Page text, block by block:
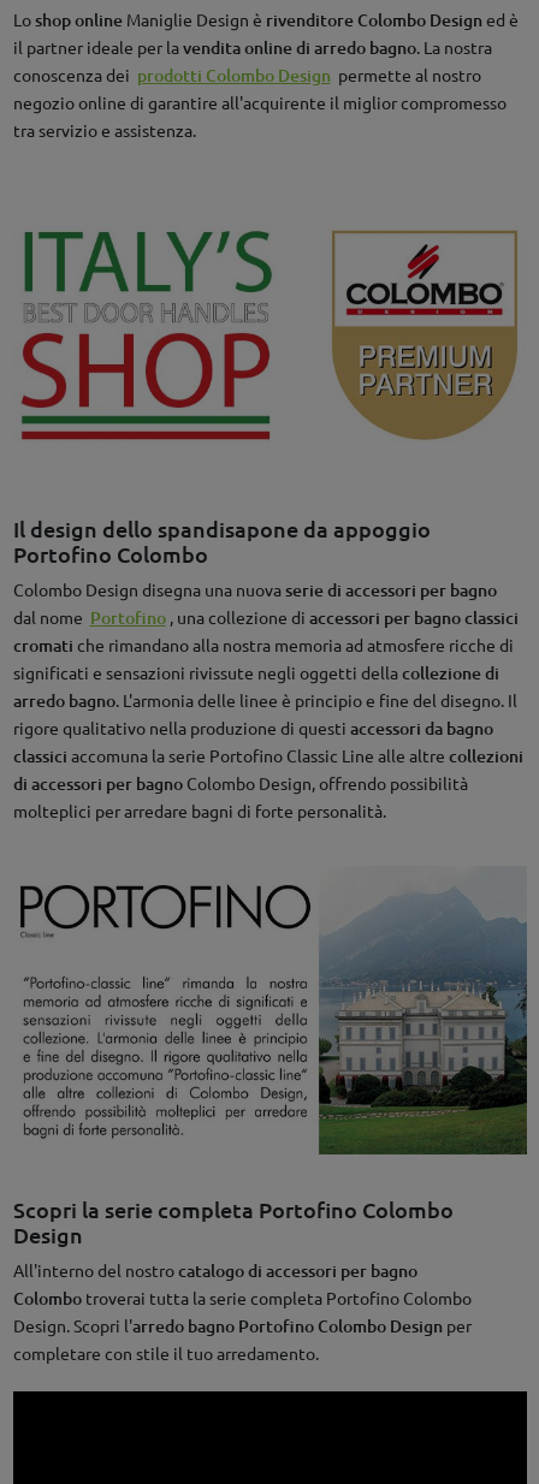
Loshop onlineManiglie Design è rivenditore Colombo Design ed è
il partner ideale per lavendita online di arredo bagno. La nostra
conoscenza dei prodotti Colombo Design permette al nostro
negozio online di garantire all'acquirente il miglior compromesso
tra servizio e assistenza.
Il design dello spandisapone da appoggio
Portofino Colombo
Colombo Design disegna una nuovaserie di accessori per bagno
dal nome Portofino , una collezione di accessori per bagno classici
cromati che rimandano alla nostra memoria ad atmosfere ricche di
significati e sensazioni rivissute negli oggetti dellacollezione di
arredo bagno. L'armonia delle linee è principio e fine del disegno. Il
rigore qualitativo nella produzione di questi accessori da bagno
classici accomuna la serie Portofino Classic Line alle altre collezioni
di accessori per bagnoColombo Design, offrendo possibilità
molteplici per arredare bagni di forte personalità.
Scopri la serie completa Portofino Colombo
Design
All'interno del nostrocatalogo di accessori per bagno
Colombotroverai tutta la serie completa Portofino Colombo
Design. Scopri l'arredo bagno Portofino Colombo Design per
completare con stile il tuo arredamento.